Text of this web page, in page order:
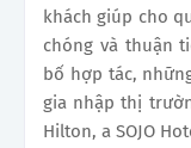
khách giúp cho
chóng và thuận
bố hợp tác,
gia nhập thị
Hilton, a SOJO